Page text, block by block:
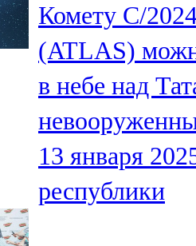
106,1 FM
Түбән Кама
102,6 FM
Чирмешән
107,7 FM
Чистай
Комету C/
(ATLAS)
в небе над
13 января
республики